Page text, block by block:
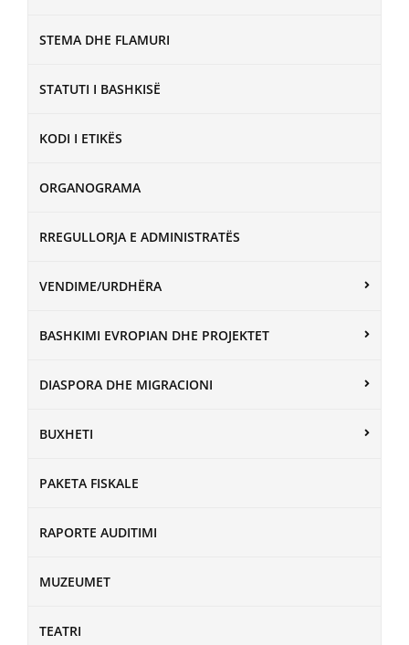
STEMA DHE FLAMURI
STATUTI I BASHKISË
KODI I ETIKËS
ORGANOGRAMA
RREGULLORJA E ADMINISTRATËS
VENDIME/URDHËRA
BASHKIMI EVROPIAN DHE PROJEKTET
DIASPORA DHE MIGRACIONI
BUXHETI
PAKETA FISKALE
RAPORTE AUDITIMI
MUZEUMET
TEATRI